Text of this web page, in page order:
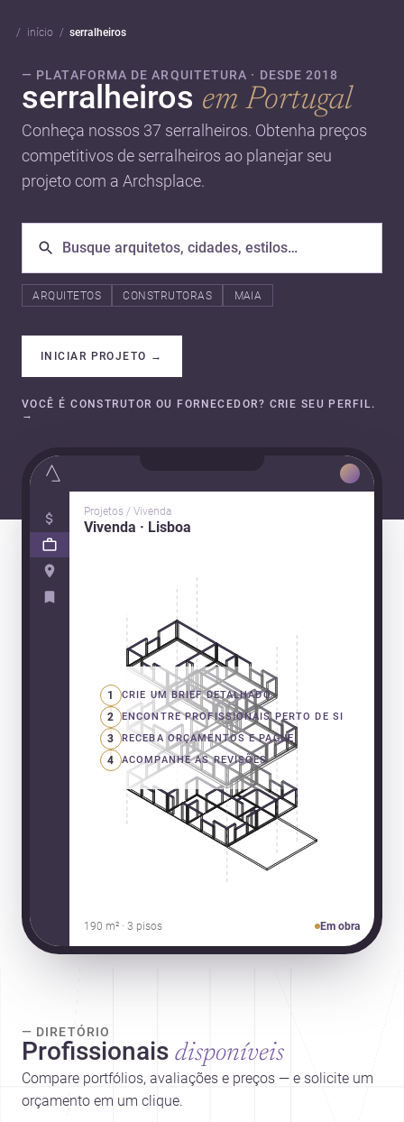
início serralheiros
— PLATAFORMA DE ARQUITETURA · DESDE 2018
serralheiros em Portugal
Conheça nossos 37 serralheiros. Obtenha preços
competitivos de serralheiros ao planejar seu
projeto com a Archsplace.
ARQUITETOS CONSTRUTORAS MAIA
INICIAR PROJETO →
VOCÊ É CONSTRUTOR OU FORNECEDOR? CRIE SEU PERFIL.
→
Projetos / Vivenda
Vivenda · Lisboa
1 CRIE UM BRIEF DETALHADO
2 ENCONTRE PROFISSIONAIS PERTO DE SI
3 RECEBA ORÇAMENTOS E PAGUE
4 ACOMPANHE AS REVISÕES
190 m² · 3 pisos Em obra
— DIRETÓRIO
Profissionais disponíveis
Compare portfólios, avaliações e preços — e solicite um
orçamento em um clique.